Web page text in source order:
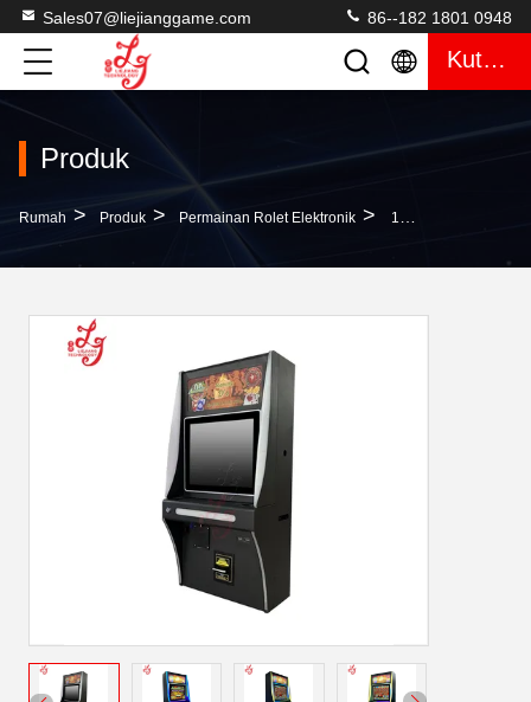
Sales07@liejianggame.com 86--182 1801 0948
Kutipan
Produk
Rumah > Produk > Permainan Rolet Elektronik > 19 Inci Pearl Of The Caribbean ((New American Style Roulette Game) Mesin ARC GAME Untuk Dijual